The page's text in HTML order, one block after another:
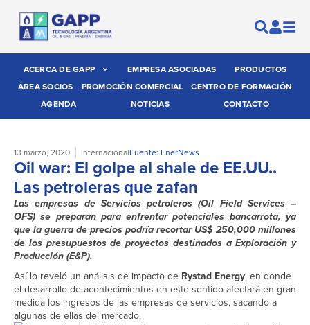
ACERCA DE GAPP EMPRESA ASOCIADAS
PRODUCTOS
ÁREA SOCIOS
PROMOCIÓN COMERCIAL
CENTRO DE FORMACIÓN
AGENDA
NOTICIAS CONTACTO
13 marzo, 2020 InternacionalFuente: EnerNews
Oil war: El golpe al shale de EE.UU..
Las petroleras que zafan
Las empresas de Servicios petroleros (Oil Field Services –
OFS) se preparan para enfrentar potenciales bancarrota, ya
que la guerra de precios podría recortar US$ 250,000 millones
de los presupuestos de proyectos destinados a Exploración y
Producción (E&P).
Así lo reveló un análisis de impacto de Rystad Energy, en donde
el desarrollo de acontecimientos en este sentido afectará en gran
medida los ingresos de las empresas de servicios, sacando a
algunas de ellas del mercado.